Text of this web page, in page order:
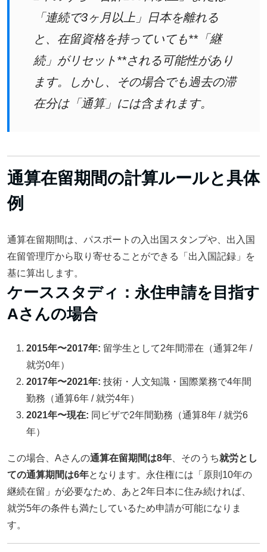
「連続で3ヶ月以上」日本を離れる
と、在留資格を持っていても**「継
続」がリセット**される可能性があり
ます。しかし、その場合でも過去の滞
在分は「通算」には含まれます。
通算在留期間の計算ルールと具体
例
通算在留期間は、パスポートの入出国スタンプや、出入国
在留管理庁から取り寄せることができる「出入国記録」を
基に算出します。
ケーススタディ：永住申請を目指す
Aさんの場合
2015年〜2017年: 留学生として2年間滞在（通算2年 /
就労0年）
2017年〜2021年: 技術・人文知識・国際業務で4年間
勤務（通算6年 / 就労4年）
2021年〜現在: 同ビザで2年間勤務（通算8年 / 就労6
年）
この場合、Aさんの通算在留期間は8年 、そのうち就労とし
ての通算期間は6年となります。永住権には「原則10年の
継続在留」が必要なため、あと2年日本に住み続ければ、
就労5年の条件も満たしているため申請が可能になりま
す。